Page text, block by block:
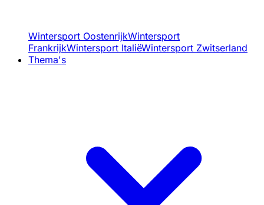
Wintersport OostenrijkWintersport
FrankrijkWintersport ItaliëWintersport Zwitserland
Thema's